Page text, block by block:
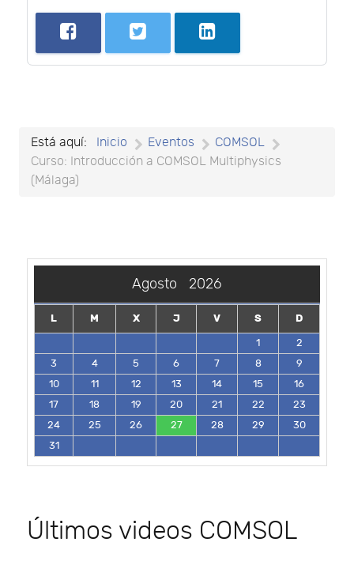
Está aquí: Inicio Eventos
COMSOL
Curso: Introducción a COMSOL Multiphysics
(Málaga)
Agosto 2026
L M X J V S
D
1
2
3
4 5 6 7 8
9
10
11 12 13 14 15
16
17
18 19 20 21 22
23
24
25 26 27 28 29
30
31
Últimos videos COMSOL